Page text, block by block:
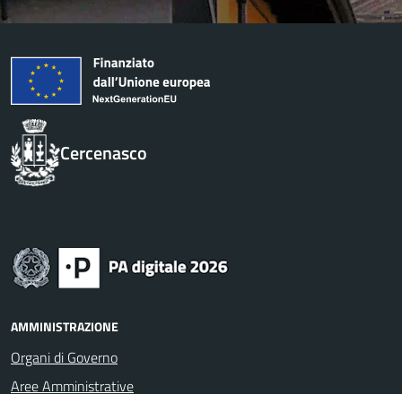
Cercenasco
AMMINISTRAZIONE
Organi di Governo
Aree Amministrative